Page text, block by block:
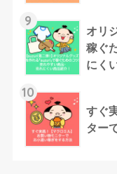
9
オリ
稼ぐ
にく
10
すぐ
ター